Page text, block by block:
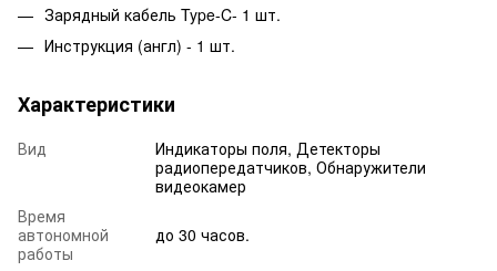
Зарядный кабель Type-C- 1 шт.
Инструкция (англ) - 1 шт.
Характеристики
Вид
Индикаторы поля, Детекторы
радиопередатчиков, Обнаружители
видеокамер
Время
автономной
работы
до 30 часов.